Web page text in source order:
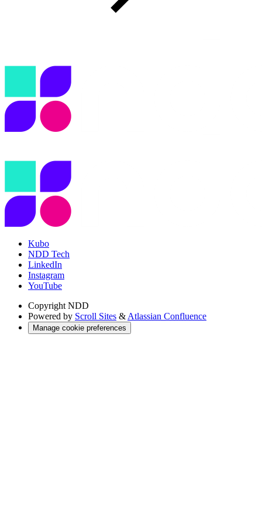
Kubo
NDD Tech
LinkedIn
Instagram
YouTube
Copyright NDD
Powered by Scroll Sites & Atlassian Confluence
Manage cookie preferences